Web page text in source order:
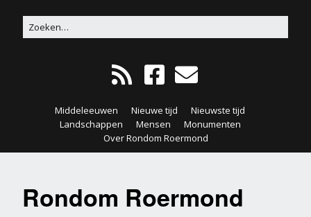
Middeleeuwen Nieuwe tijd
Nieuwste tijd
Landschappen
Mensen
Monumenten
Over Rondom Roermond
Rondom Roermond